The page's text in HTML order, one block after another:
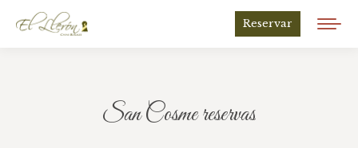
Reservar
San Cosme reservas